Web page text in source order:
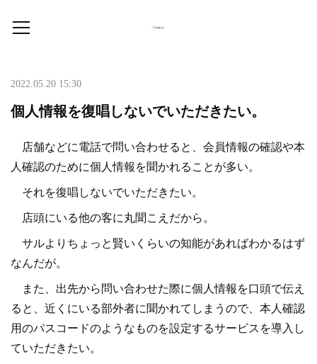
2022.05.20 15:30
個人情報を復唱しないでいただきたい。
店舗などに電話で問い合わせると、会員情報の確認や本
人確認のために個人情報を聞かれることが多い。
それを復唱しないでいただきたい。
店頭にいる他の客に丸聞こえだから。
サルよりちょっと賢いくらいの知能があればわかるはず
なんだが。
また、出先から問い合わせた際に個人情報を口頭で伝え
ると、近くにいる部外者に聞かれてしまうので、本人確認
用のパスコードのようなものを設定するサービスを導入し
ていただきたい。